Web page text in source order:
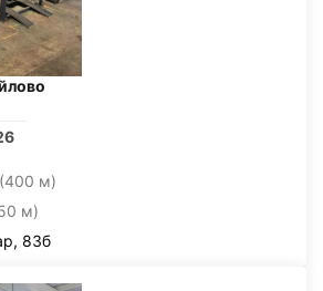
(400 м)
м)
83б